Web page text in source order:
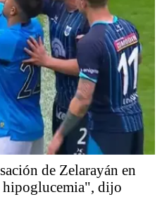
de Zelarayán en
dijo